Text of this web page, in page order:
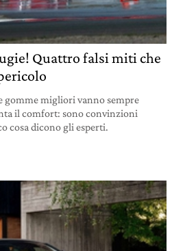
Quattro falsi miti che
gomme migliori vanno sempre
il comfort: sono convinzioni
cosa dicono gli esperti.